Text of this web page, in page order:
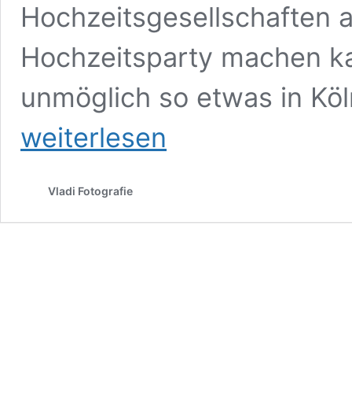
Hochzeitsgesellschaften
Hochzeitsparty machen
unmöglich so etwas in
weiterlesen
Vladi Fotografie